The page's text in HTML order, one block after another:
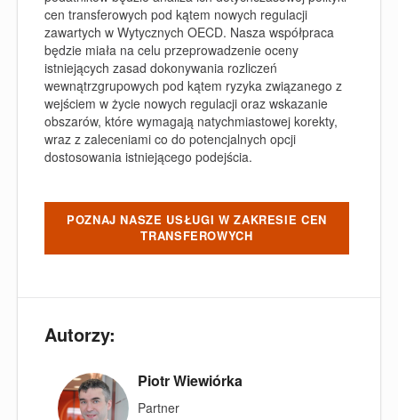
cen transferowych pod kątem nowych regulacji
zawartych w Wytycznych OECD. Nasza współpraca
będzie miała na celu przeprowadzenie oceny
istniejących zasad dokonywania rozliczeń
wewnątrzgrupowych pod kątem ryzyka związanego z
wejściem w życie nowych regulacji oraz wskazanie
obszarów, które wymagają natychmiastowej korekty,
wraz z zaleceniami co do potencjalnych opcji
dostosowania istniejącego podejścia.
POZNAJ NASZE USŁUGI W ZAKRESIE CEN
TRANSFEROWYCH
Autorzy:
Piotr Wiewiórka
Partner